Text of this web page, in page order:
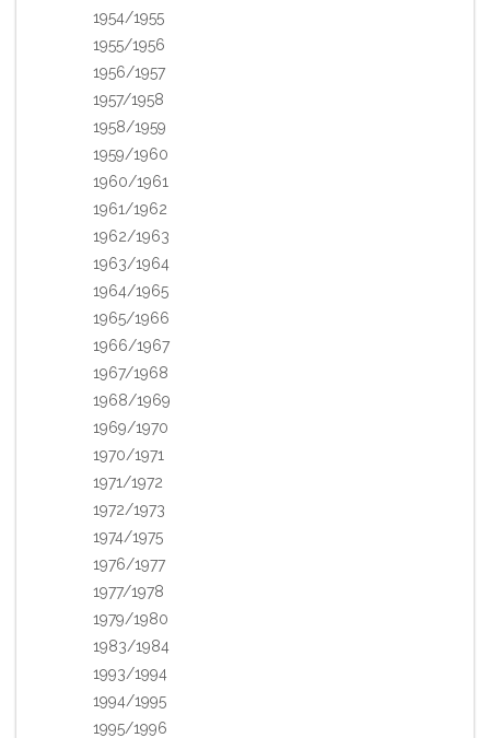
1954/1955
1955/1956
1956/1957
1957/1958
1958/1959
1959/1960
1960/1961
1961/1962
1962/1963
1963/1964
1964/1965
1965/1966
1966/1967
1967/1968
1968/1969
1969/1970
1970/1971
1971/1972
1972/1973
1974/1975
1976/1977
1977/1978
1979/1980
1983/1984
1993/1994
1994/1995
1995/1996